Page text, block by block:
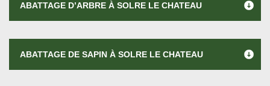
ABATTAGE D’ARBRE À SOLRE LE CHATEAU
ABATTAGE DE SAPIN À SOLRE LE CHATEAU